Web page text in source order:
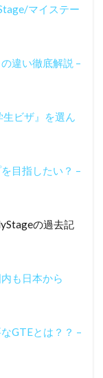
マイステー
違い徹底解説 –
ビザ』を選ん
目指したい？ –
の過去記
も日本から
GTEとは？？ –